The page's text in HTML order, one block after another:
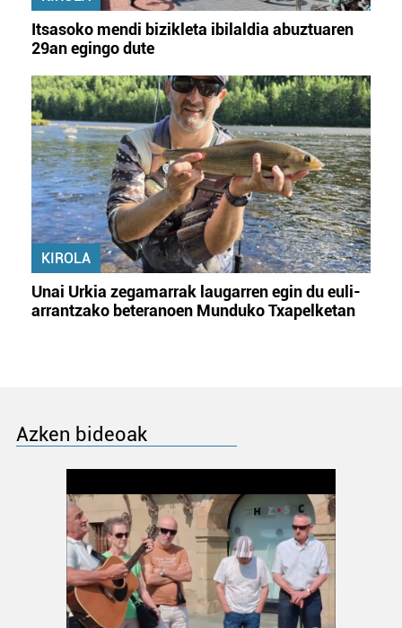
Itsasoko mendi bizikleta ibilaldia abuztuaren
29an egingo dute
KIROLA
Unai Urkia zegamarrak laugarren egin du euli-
arrantzako beteranoen Munduko Txapelketan
Azken bideoak